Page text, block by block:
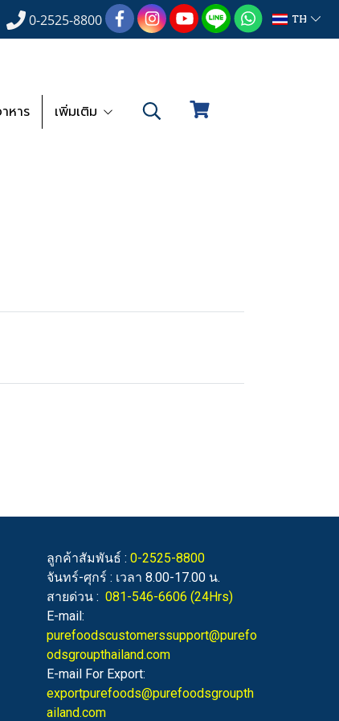
0-2525-8800 TH
หาร เพิ่มเติม
ลูกค้าสัมพันธ์ : 0-2525-8800
จันทร์-ศุกร์ : เวลา 8.00-17.00 น.
สายด่วน : 081-546-6606 (24Hrs)
E-mail:
purefoodscustomerssupport@purefo
odsgroupthailand.com
E-mail For Export:
exportpurefoods@purefoodsgroupth
ailand.com